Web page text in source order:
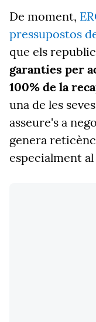
De moment,
pressupostos
que els
garanties per
100% de la
una de les
asseure's a
genera
especialment